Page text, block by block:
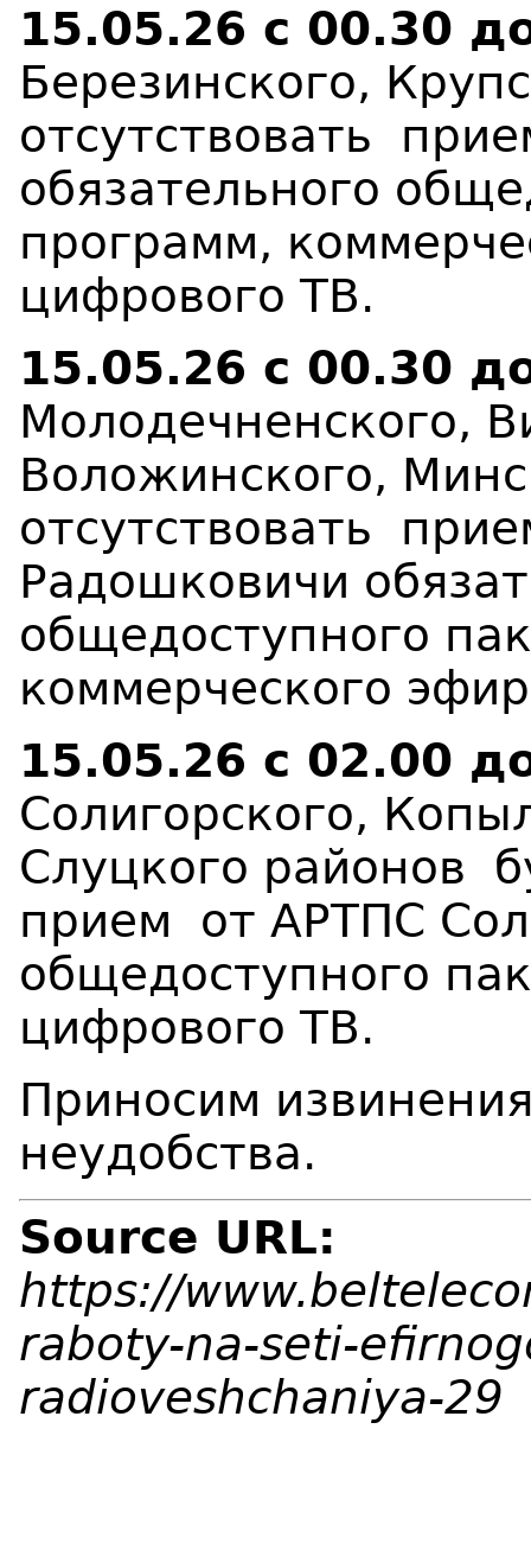
15.05.26 с 00.30
Березинского,
отсутствовать
обязательного
программ,
цифрового ТВ.
15.05.26 с 00.30
Молодечненского,
Воложинского,
отсутствовать
Радошковичи
общедоступного
коммерческого
15.05.26 с 02.00
Солигорского,
Слуцкого районов
прием
от АРТПС
общедоступного
цифрового ТВ.
Приносим
неудобства.
Source URL:
https://
raboty-na-seti-
radioveshchaniya-29